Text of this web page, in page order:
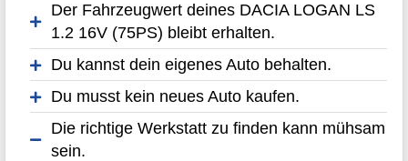
Der Fahrzeugwert deines DACIA LOGAN LS
1.2 16V (75PS) bleibt erhalten.
Du kannst dein eigenes Auto behalten.
Du musst kein neues Auto kaufen.
Die richtige Werkstatt zu finden kann mühsam
sein.